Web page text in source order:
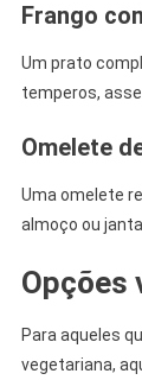
Frango
Um prato
temperos,
Omelete
Uma omelete
almoço ou
Opções
Para aqueles
vegetariana,